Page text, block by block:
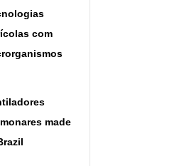
com
made